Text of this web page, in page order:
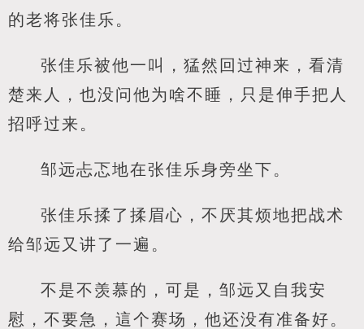
的老将张佳乐。
张佳乐被他一叫，猛然回过神来，看清
楚来人，也没问他为啥不睡，只是伸手把人
招呼过来。
邹远忐忑地在张佳乐身旁坐下。
张佳乐揉了揉眉心，不厌其烦地把战术
给邹远又讲了一遍。
不是不羡慕的，可是，邹远又自我安
慰，不要急，這个赛场，他还没有准备好。